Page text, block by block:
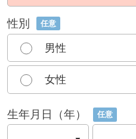
性別 任意
男性
女性
生年月日（年） 任意